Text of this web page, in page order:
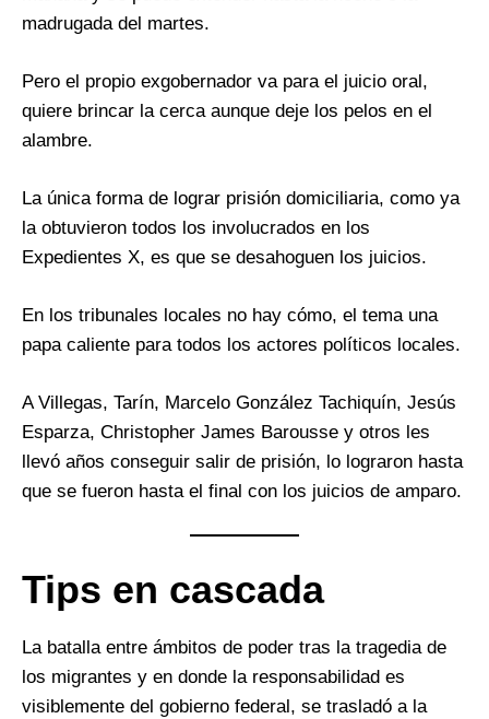
madrugada del martes.
Pero el propio exgobernador va para el juicio oral,
quiere brincar la cerca aunque deje los pelos en el
alambre.
La única forma de lograr prisión domiciliaria, como ya
la obtuvieron todos los involucrados en los
Expedientes X, es que se desahoguen los juicios.
En los tribunales locales no hay cómo, el tema una
papa caliente para todos los actores políticos locales.
A Villegas, Tarín, Marcelo González Tachiquín, Jesús
Esparza, Christopher James Barousse y otros les
llevó años conseguir salir de prisión, lo lograron hasta
que se fueron hasta el final con los juicios de amparo.
Tips en cascada
La batalla entre ámbitos de poder tras la tragedia de
los migrantes y en donde la responsabilidad es
visiblemente del gobierno federal, se trasladó a la